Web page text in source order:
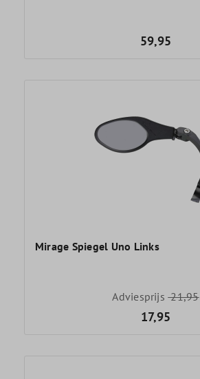
59,95
Mirage Spiegel Uno Links
Adviesprijs21,95
17,95